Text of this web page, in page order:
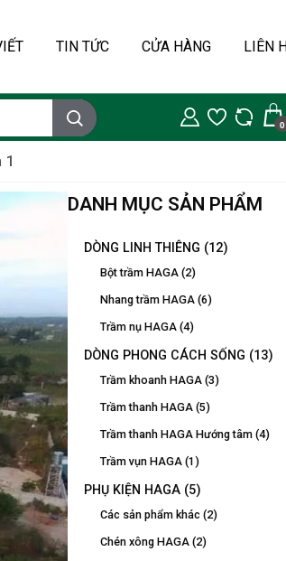
TIN TỨC CỬA HÀNG LIÊN
0
1
DANH MỤC SẢN PHẨM
DÒNG LINH THIÊNG (12)
Bột trầm HAGA (2)
Nhang trầm HAGA (6)
Trầm nụ HAGA (4)
DÒNG PHONG CÁCH SỐNG (13)
Trầm khoanh HAGA (3)
Trầm thanh HAGA (5)
Trầm thanh HAGA Hướng tâm (4)
Trầm vụn HAGA (1)
PHỤ KIỆN HAGA (5)
Các sản phẩm khác (2)
Chén xông HAGA (2)